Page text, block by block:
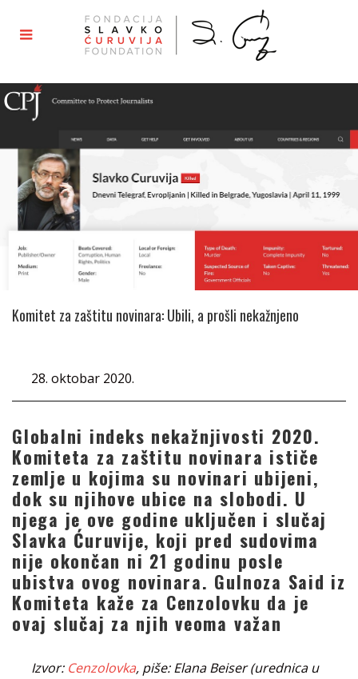
Komitet za zaštitu novinara: Ubili, a prošli nekažnjeno
28. oktobar 2020.
Globalni indeks nekažnjivosti 2020.
Komiteta za zaštitu novinara ističe
zemlje u kojima su novinari ubijeni,
dok su njihove ubice na slobodi. U
njega je ove godine uključen i slučaj
Slavka Ćuruvije, koji pred sudovima
nije okončan ni 21 godinu posle
ubistva ovog novinara. Gulnoza Said iz
Komiteta kaže za Cenzolovku da je
ovaj slučaj za njih veoma važan
Izvor: Cenzolovka, piše: Elana Beiser (urednica u